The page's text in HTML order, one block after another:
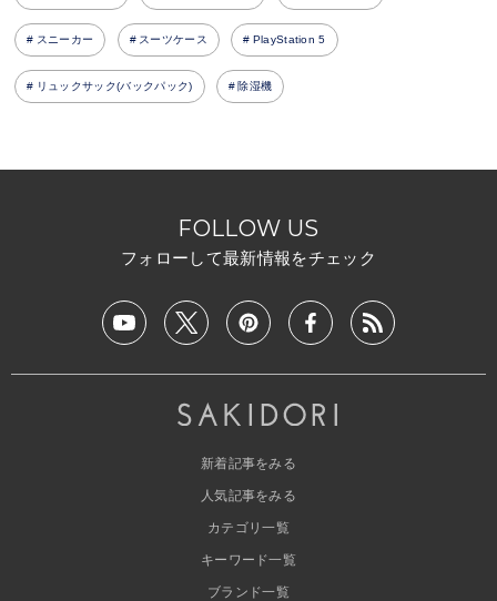
スニーカー スーツケース PlayStation 5
リュックサック(バックパック) 除湿機
FOLLOW US
フォローして最新情報をチェック
新着記事をみる
人気記事をみる
カテゴリ一覧
キーワード一覧
ブランド一覧